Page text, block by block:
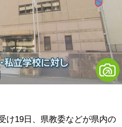
け19日、県教委などが県内の